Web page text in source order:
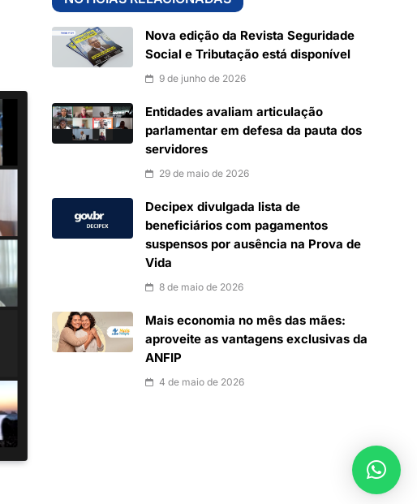
Nova edição da Revista Seguridade
Social e Tributação está disponível
9 de junho de 2026
Entidades avaliam articulação
parlamentar em defesa da pauta dos
servidores
29 de maio de 2026
Decipex divulgada lista de
beneficiários com pagamentos
suspensos por ausência na Prova de
Vida
8 de maio de 2026
Mais economia no mês das mães:
aproveite as vantagens exclusivas da
ANFIP
4 de maio de 2026